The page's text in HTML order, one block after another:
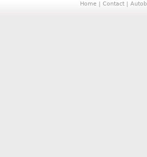
Home | Contact |